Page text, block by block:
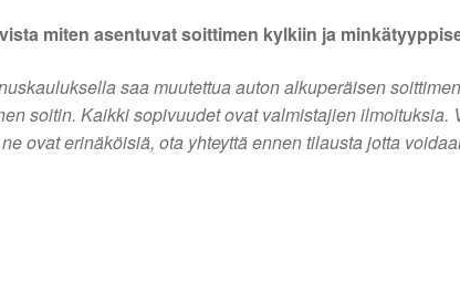
miten asentuvat soittimen kylkiin ja
saa muutettua auton alkuperäisen
soitin. Kaikki sopivuudet ovat valmistajien ilmoituksia.
ovat erinäköisiä, ota yhteyttä ennen tilausta jotta